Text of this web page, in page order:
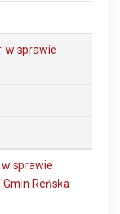
w sprawie
sprawie
Reńska